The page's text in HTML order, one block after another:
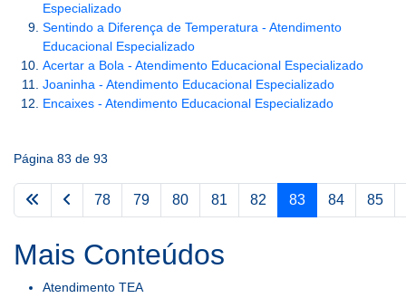
Especializado
Sentindo a Diferença de Temperatura - Atendimento
Educacional Especializado
Acertar a Bola - Atendimento Educacional Especializado
Joaninha - Atendimento Educacional Especializado
Encaixes - Atendimento Educacional Especializado
Página 83 de 93
78 79 80 81 82 83 84 85
Mais Conteúdos
Atendimento TEA